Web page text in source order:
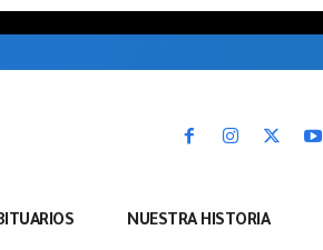
NUESTRA HISTORIA